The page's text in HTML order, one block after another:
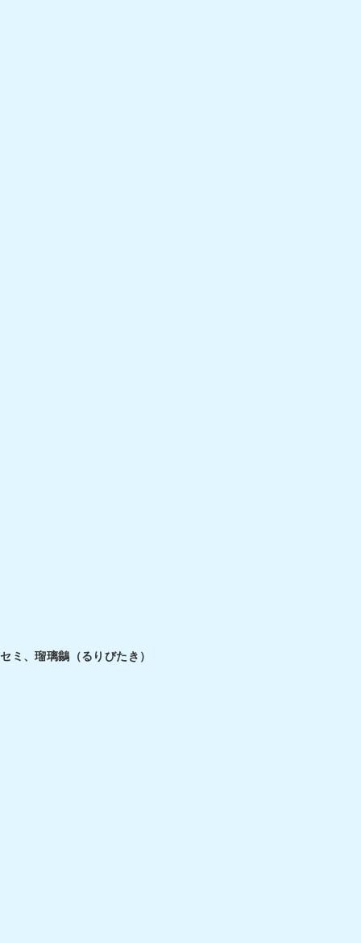
ミ、瑠璃鶲（るりびたき）